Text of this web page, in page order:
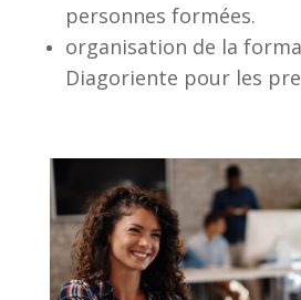
personnes formées.
organisation de la
Diagoriente pour les